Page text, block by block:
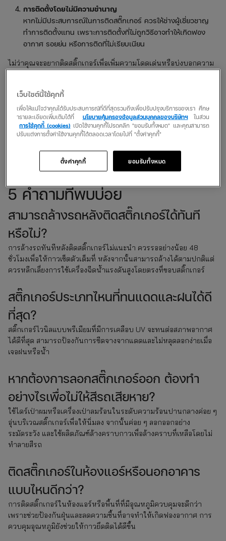
การติดตั้งโดยไม่มีความชำนาญ
หากไม่มีประสบการณ์ในการติดสติ๊กเกอร์ ควรให้ช่างผู้เชี่ยวชาญ
ทำการติดตั้งแทน เพราะการติดตั้งที่ไม่ถูกวิธีอาจทำให้เกิดฟอง
อากาศ รอยย่น หรือการติดที่ไม่เรียบเนียน
ไม่ว่าคุณจะอยากติดสติ๊กเกอร์เพื่อเพิ่มความโดดเด่นหรือบ่งบอกความ
และถ้าพูดถึงการดูแลรถให้ครอบคลุมทุกมิติ ไม่ใช่แค่การตกแต่ง
ภายนอก แต่รวมถึงความคุ้มครองที่ครบถ้วนด้วย insurverse คือคำ
ตอบที่ช่วยให้คุณควบคุมแผนประกันได้เอง ซื้อตรง ไม่ต้องผ่านตัวแทน
ในและนอกเส้นทาง ไม่ว่าจะติดสติ๊กเกอร์เพิ่มสไตล์ หรือเช็กเบี้ย
ที่ตอบโจทย์ ทุกอย่างก็ง่ายเหมือนกัน
5 คำถามที่พบบ่อย
สามารถล้างรถหลังติดสติ๊กเกอร์ได้ทันที
หรือไม่?
การล้างรถทันทีหลังติดสติ๊กเกอร์ไม่แนะนำ ควรรออย่างน้อย 48
ชั่วโมงเพื่อให้กาวเซ็ตตัวเต็มที่ หลังจากนั้นสามารถล้างได้ตามปกติแต่
ควรหลีกเลี่ยงการใช้เครื่องฉีดน้ำแรงดันสูงโดยตรงที่ขอบสติ๊กเกอร์
สติ๊กเกอร์ประเภทไหนที่ทนแดดและฝนได้ดี
ที่สุด?
สติ๊กเกอร์ไวนิลแบบพรีเมียมที่มีการเคลือบ UV จะทนต่อสภาพอากาศ
ได้ดีที่สุด สามารถป้องกันการซีดจางจากแดดและไม่หลุดลอกง่ายเมื่อ
เจอฝนหรือน้ำ
หากต้องการลอกสติ๊กเกอร์ออก ต้องทำ
อย่างไรเพื่อไม่ให้สีรถเสียหาย?
ใช้ไดร์เป่าผมหรือเครื่องเป่าลมร้อนในระดับความร้อนปานกลางค่อย ๆ
อุ่นบริเวณสติ๊กเกอร์เพื่อให้นิ่มลง จากนั้นค่อย ๆ ลอกออกอย่าง
ระมัดระวัง และใช้ผลิตภัณฑ์ล้างคราบกาวเพื่อล้างคราบที่เหลือโดยไม่
ทำลายสีรถ
ติดสติ๊กเกอร์ในห้องแอร์หรือนอกอาคาร
แบบไหนดีกว่า?
การติดสติ๊กเกอร์ในห้องแอร์หรือพื้นที่ที่มีอุณหภูมิควบคุมจะดีกว่า
เพราะช่วยป้องกันฝุ่นและลดความชื้นที่อาจทำให้เกิดฟองอากาศ การ
ควบคุมอุณหภูมิยังช่วยให้กาวยึดติดได้ดีขึ้น
เว็บไซต์นี้ใช้คุกกี้
เพื่อให้แน่ใจว่าคุณได้รับประสบการณ์ที่ดีที่สุดรวมถึงเพื่อปรับปรุงบริการของเรา ศึกษ
ารายละเอียดเพิ่มเติมได้ที่
นโยบายคุ้มครองข้อมูลส่วนบุคคลของบริษัทฯในส่วน
การใช้คุกกี้ (cookies) เปิดใช้งานคุกกี้โปรดคลิก "ยอมรับทั้งหมด" และคุณสามารถ
ปรับแต่งการตั้งค่าใช้งานคุกกี้ได้ตลอดเวลาโดยไปที่ "ตั้งค่าคุกกี้"
ยอมรับทั้งหมด
ตั้งค่าคุกกี้